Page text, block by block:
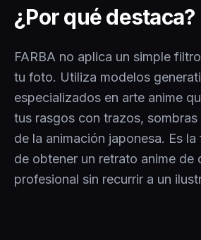
¿Por qué destaca?
FARBA no aplica un simple
tu foto. Utiliza modelos
especializados en arte anime
tus rasgos con trazos,
de la animación japonesa. Es
de obtener un retrato anime de
profesional sin recurrir a un